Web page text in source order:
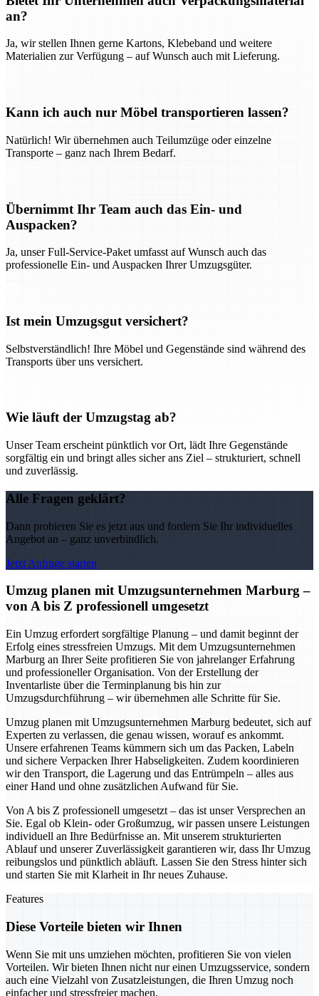
an?
Ja, wir stellen Ihnen gerne Kartons, Klebeband und weitere
Materialien zur Verfügung – auf Wunsch auch mit Lieferung.
Kann ich auch nur Möbel transportieren lassen?
Natürlich! Wir übernehmen auch Teilumzüge oder einzelne
Transporte – ganz nach Ihrem Bedarf.
Übernimmt Ihr Team auch das Ein- und
Auspacken?
Ja, unser Full-Service-Paket umfasst auf Wunsch auch das
professionelle Ein- und Auspacken Ihrer Umzugsgüter.
Ist mein Umzugsgut versichert?
Selbstverständlich! Ihre Möbel und Gegenstände sind während des
Transports über uns versichert.
Wie läuft der Umzugstag ab?
Unser Team erscheint pünktlich vor Ort, lädt Ihre Gegenstände
sorgfältig ein und bringt alles sicher ans Ziel – strukturiert, schnell
und zuverlässig.
Alle Fragen geklärt?
Dann probieren Sie es jetzt aus und fordern Sie Ihr individuelles
Angebot an – ganz unverbindlich.
Jetzt Anfrage starten
Umzug planen mit Umzugsunternehmen Marburg –
von A bis Z professionell umgesetzt
Ein Umzug erfordert sorgfältige Planung – und damit beginnt der
Erfolg eines stressfreien Umzugs. Mit dem Umzugsunternehmen
Marburg an Ihrer Seite profitieren Sie von jahrelanger Erfahrung
und professioneller Organisation. Von der Erstellung der
Inventarliste über die Terminplanung bis hin zur
Umzugsdurchführung – wir übernehmen alle Schritte für Sie.
Umzug planen mit Umzugsunternehmen Marburg bedeutet, sich auf
Experten zu verlassen, die genau wissen, worauf es ankommt.
Unsere erfahrenen Teams kümmern sich um das Packen, Labeln
und sichere Verpacken Ihrer Habseligkeiten. Zudem koordinieren
wir den Transport, die Lagerung und das Entrümpeln – alles aus
einer Hand und ohne zusätzlichen Aufwand für Sie.
Von A bis Z professionell umgesetzt – das ist unser Versprechen an
Sie. Egal ob Klein- oder Großumzug, wir passen unsere Leistungen
individuell an Ihre Bedürfnisse an. Mit unserem strukturierten
Ablauf und unserer Zuverlässigkeit garantieren wir, dass Ihr Umzug
reibungslos und pünktlich abläuft. Lassen Sie den Stress hinter sich
und starten Sie mit Klarheit in Ihr neues Zuhause.
Features
Diese Vorteile bieten wir Ihnen
Wenn Sie mit uns umziehen möchten, profitieren Sie von vielen
Vorteilen. Wir bieten Ihnen nicht nur einen Umzugsservice, sondern
auch eine Vielzahl von Zusatzleistungen, die Ihren Umzug noch
einfacher und stressfreier machen.